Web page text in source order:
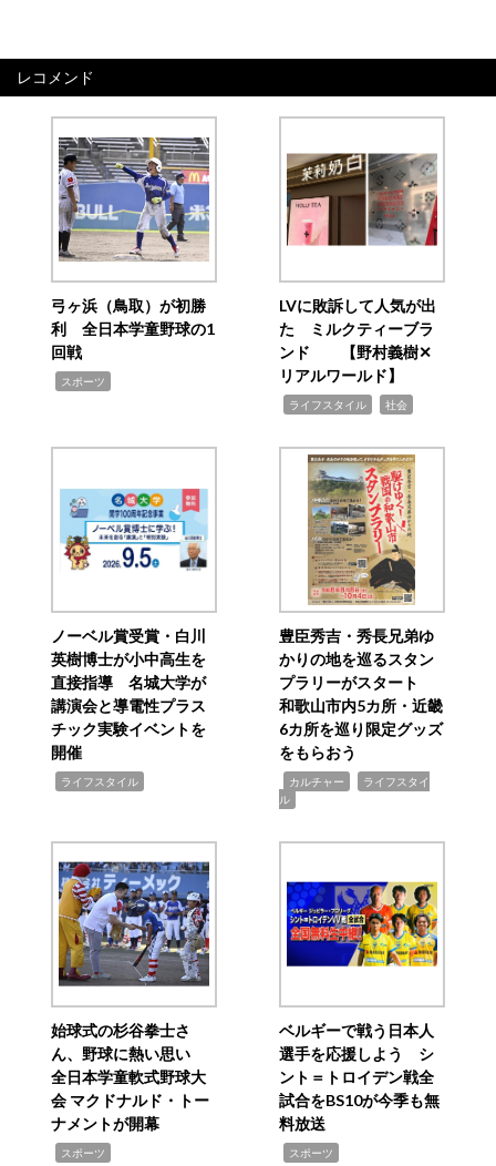
レコメンド
弓ヶ浜（鳥取）が初勝
利 全日本学童野球の1
回戦
スポーツ
LVに敗訴して人気が出
た ミルクティーブラ
ンド 【野村義樹✕
リアルワールド】
ライフスタイル 社会
ノーベル賞受賞・白川
英樹博士が小中高生を
直接指導 名城大学が
講演会と導電性プラス
チック実験イベントを
開催
ライフスタイル
豊臣秀吉・秀長兄弟ゆ
かりの地を巡るスタン
プラリーがスタート
和歌山市内5カ所・近畿
6カ所を巡り限定グッズ
をもらおう
カルチャー
ライフスタイ
ル
始球式の杉谷拳士さ
ん、野球に熱い思い
全日本学童軟式野球大
会 マクドナルド・トー
ナメントが開幕
スポーツ
ベルギーで戦う日本人
選手を応援しよう シ
ント＝トロイデン戦全
試合をBS10が今季も無
料放送
スポーツ